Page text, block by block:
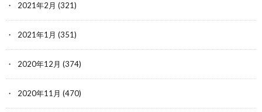
2021年2月 (321)
2021年1月 (351)
2020年12月 (374)
2020年11月 (470)